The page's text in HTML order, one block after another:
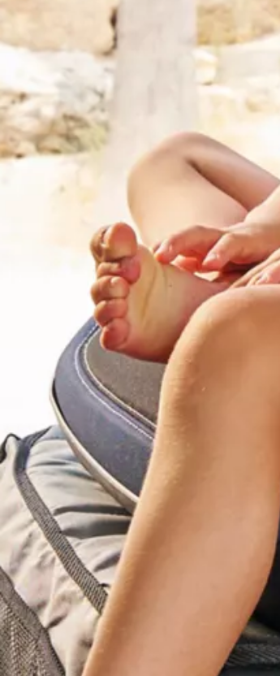
ID. Software Versionen und
Digitale Extras
Schnittstellen zu Ihrem ID.
Hybridautos
Marke und Erlebnis
Volkswagen R und R Experience
R-Modelle
R Experience
Driving Experience
Volkswagen entdecken
Werkbesichtigung
Factory visit
Golf Kollektion
ID. Kollektion
Volkswagen Kollektion
R-Kollektion
GTI Kollektion
Fußball Drop
we drive football
#wedriveproud
Besitzer und Service
myVolkswagen
Software Updates
Service und Ersatzteile
Inspektion und HU/AU
Reparaturen und Checks
Motorenöl und Flüssigkeiten
Räder und Reifen
Pannen- und Unfallhilfe
Economy Service
Volkswagen Teile
Zubehör
Modellspezifisches Zubehör
Schutz und Pflege
Transport
Entertainment und Elektronik
Individualisieren
Wallbox und Ladekabel
Digitale Extras
Dienste für Ihr Modell finden
Volkswagen Apps, Login und
Handy und Fahrzeug verbinden
Updates für Software, Karten
Über Ihr Auto